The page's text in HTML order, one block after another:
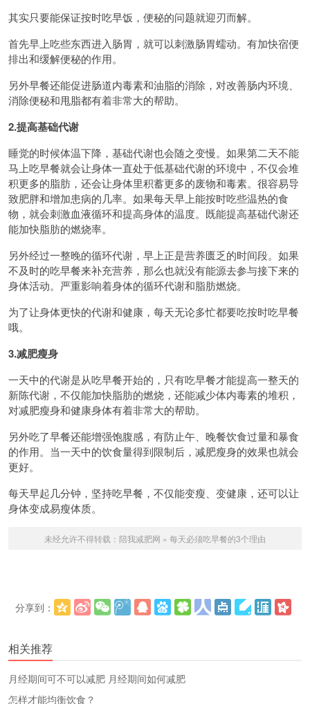
其实只要能保证按时吃早饭，便秘的问题就迎刃而解。
首先早上吃些东西进入肠胃，就可以刺激肠胃蠕动。有加快宿便
排出和缓解便秘的作用。
另外早餐还能促进肠道内毒素和油脂的消除，对改善肠内环境、
消除便秘和甩脂都有着非常大的帮助。
2.提高基础代谢
睡觉的时候体温下降，基础代谢也会随之变慢。如果第二天不能
马上吃早餐就会让身体一直处于低基础代谢的环境中，不仅会堆
积更多的脂肪，还会让身体里积蓄更多的废物和毒素。很容易导
致肥胖和增加患病的几率。如果每天早上能按时吃些温热的食
物，就会刺激血液循环和提高身体的温度。既能提高基础代谢还
能加快脂肪的燃烧率。
另外经过一整晚的循环代谢，早上正是营养匮乏的时间段。如果
不及时的吃早餐来补充营养，那么也就没有能源去参与接下来的
身体活动。严重影响着身体的循环代谢和脂肪燃烧。
为了让身体更快的代谢和健康，每天无论多忙都要吃按时吃早餐
哦。
3.减肥瘦身
一天中的代谢是从吃早餐开始的，只有吃早餐才能提高一整天的
新陈代谢，不仅能加快脂肪的燃烧，还能减少体内毒素的堆积，
对减肥瘦身和健康身体有着非常大的帮助。
另外吃了早餐还能增强饱腹感，有防止午、晚餐饮食过量和暴食
的作用。当一天中的饮食量得到限制后，减肥瘦身的效果也就会
更好。
每天早起几分钟，坚持吃早餐，不仅能变瘦、变健康，还可以让
身体变成易瘦体质。
未经允许不得转载： 陪我减肥网 » 每天必须吃早餐的3个理由
分享到：
相关推荐
​月经期间可不可以减肥 月经期间如何减肥
怎样才能均衡饮食？